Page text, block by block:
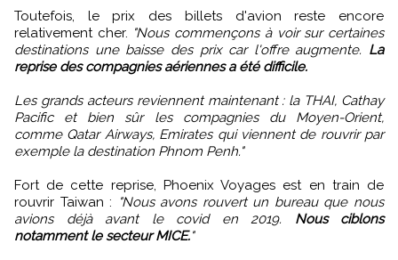
Toutefois, le prix des billets d'avion reste encore
relativement cher. "Nous commençons à voir sur certaines
destinations une baisse des prix car l'offre augmente. La
reprise des compagnies aériennes a été difficile.
Les grands acteurs reviennent maintenant : la THAI, Cathay
Pacific et bien sûr les compagnies du Moyen-Orient,
comme Qatar Airways, Emirates qui viennent de rouvrir par
exemple la destination Phnom Penh."
Fort de cette reprise, Phoenix Voyages est en train de
rouvrir Taiwan :
"Nous avons rouvert un bureau que nous
avions déjà avant le covid en 2019. Nous ciblons
notamment le secteur MICE."